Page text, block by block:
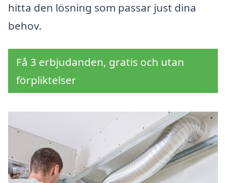
hitta den lösning som passar just dina
behov.
Få 3 erbjudanden, gratis och utan
förpliktelser